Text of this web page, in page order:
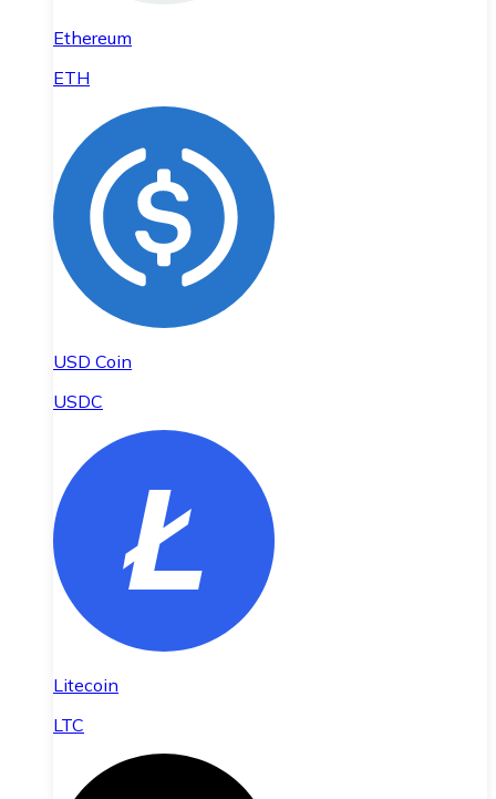
Ethereum
ETH
USD Coin
USDC
Litecoin
LTC